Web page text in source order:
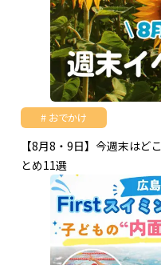
おでかけ
【8月8・9日】今週末はど
とめ11選